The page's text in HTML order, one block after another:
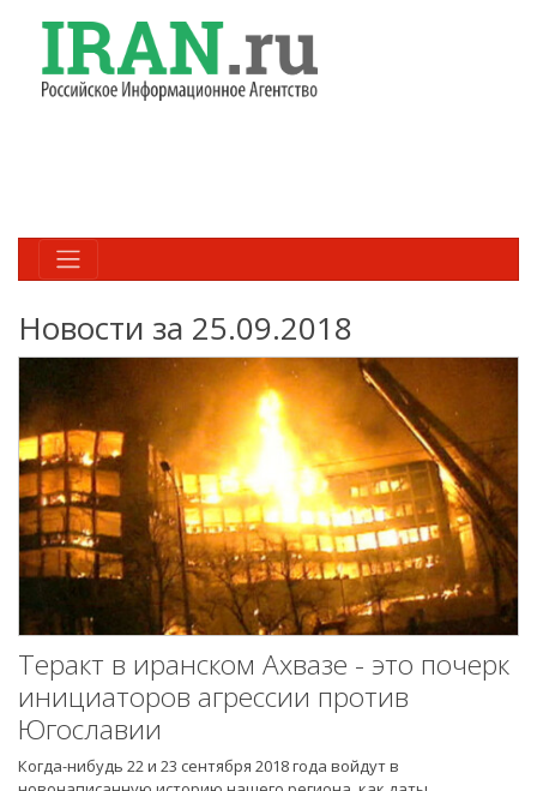
Новости за 25.09.2018
Теракт в иранском Ахвазе - это почерк
инициаторов агрессии против
Югославии
Когда-нибудь 22 и 23 сентября 2018 года войдут в